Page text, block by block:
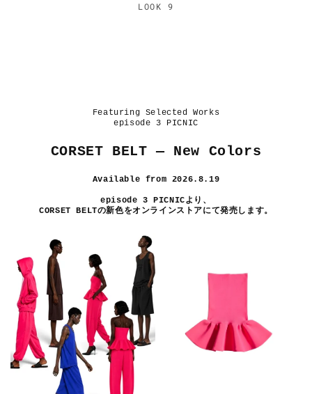
LOOK 9
Featuring Selected Works
episode 3 PICNIC
CORSET BELT — New Colors
Available from 2026.8.19
episode 3 PICNICより、
CORSET BELTの新色をオンラインストアにて発売します。